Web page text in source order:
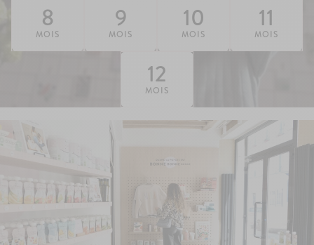
8
MOIS
9
MOIS
10
MOIS
11
MOIS
12
MOIS